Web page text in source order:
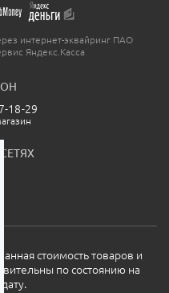
интернет-эквайринг ПАО
Яндекс.Касса
18-29
стоимость товаров и
по состоянию на